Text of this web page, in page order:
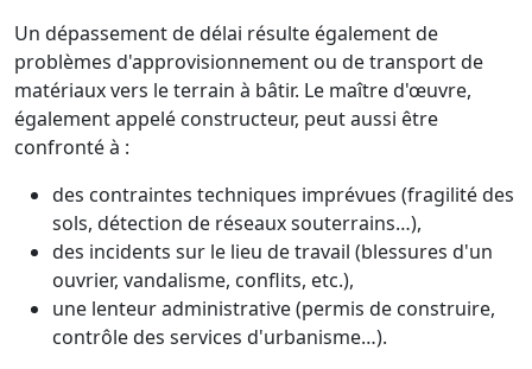
Un dépassement de délai résulte également de
problèmes d'approvisionnement ou de transport de
matériaux vers le terrain à bâtir. Le maître d'œuvre,
également appelé constructeur, peut aussi être
confronté à :
des contraintes techniques imprévues (fragilité des
sols, détection de réseaux souterrains…),
des incidents sur le lieu de travail (blessures d'un
ouvrier, vandalisme, conflits, etc.),
une lenteur administrative (permis de construire,
contrôle des services d'urbanisme…).